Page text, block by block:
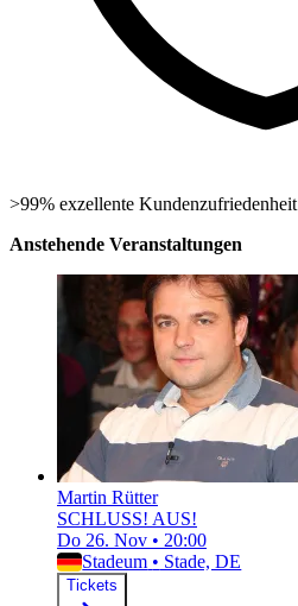
>99% exzellente Kundenzufriedenheit
Anstehende Veranstaltungen
Martin Rütter
SCHLUSS! AUS!
Do 26. Nov • 20:00
Stadeum • Stade, DE
Tickets